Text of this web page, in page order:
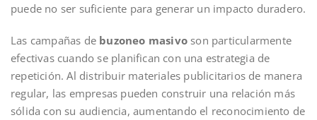
puede no ser suficiente para generar un impacto duradero.
Las campañas de buzoneo masivo son particularmente
efectivas cuando se planifican con una estrategia de
repetición. Al distribuir materiales publicitarios de manera
regular, las empresas pueden construir una relación más
sólida con su audiencia, aumentando el reconocimiento de